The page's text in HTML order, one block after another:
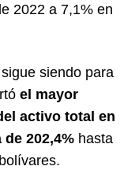
2022 a 7,1% en
siendo para
el mayor
activo total en
202,4% hasta